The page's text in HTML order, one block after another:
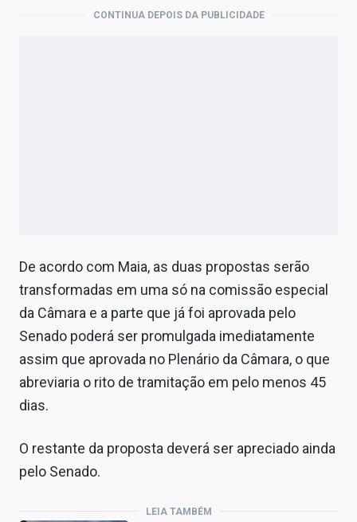
CONTINUA DEPOIS DA PUBLICIDADE
De acordo com Maia, as duas propostas serão
transformadas em uma só na comissão especial
da Câmara e a parte que já foi aprovada pelo
Senado poderá ser promulgada imediatamente
assim que aprovada no Plenário da Câmara, o que
abreviaria o rito de tramitação em pelo menos 45
dias.
O restante da proposta deverá ser apreciado ainda
pelo Senado.
LEIA TAMBÉM